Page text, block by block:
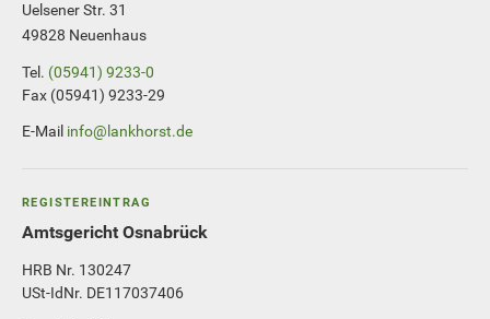
Uelsener Str. 31
49828 Neuenhaus
Tel. (05941) 9233-0
Fax (05941) 9233-29
E-Mail info@lankhorst.de
REGISTEREINTRAG
Amtsgericht Osnabrück
HRB Nr. 130247
USt-IdNr. DE117037406